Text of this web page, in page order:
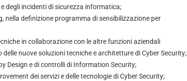
degli incidenti di sicurezza informatica;
nella definizione programma di sensibilizzazione per
in collaborazione con le altre funzioni aziendali
nuove soluzioni tecniche e architetture di Cyber Security;
Design e di controlli di Information Security;
dei servizi e delle tecnologie di Cyber Security;